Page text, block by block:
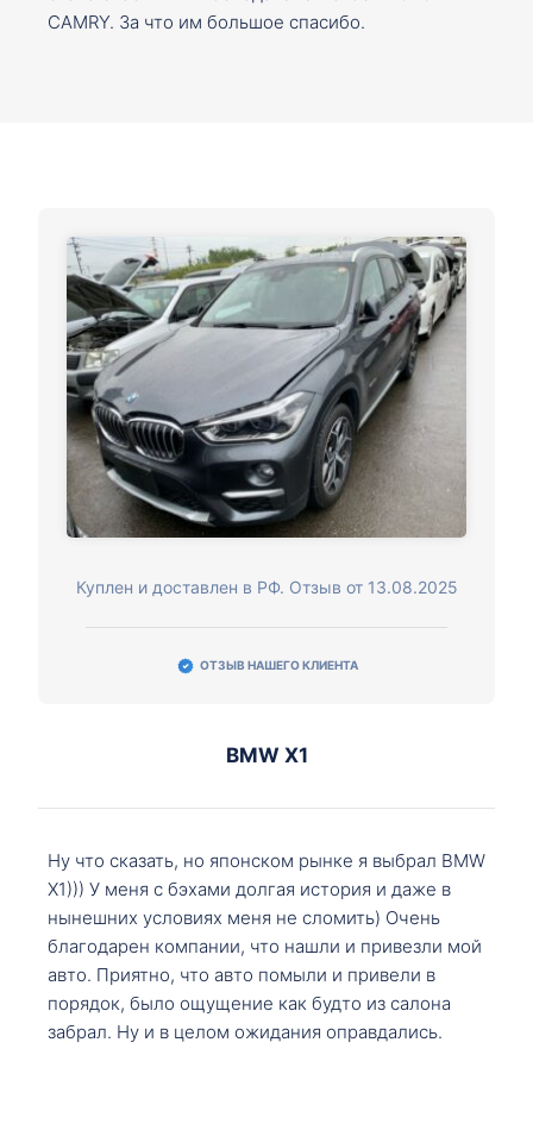
CAMRY. За что им большое спасибо.
Куплен и доставлен в РФ. Отзыв от 13.08.2025
ОТЗЫВ НАШЕГО КЛИЕНТА
BMW X1
Ну что сказать, но японском рынке я выбрал BMW
X1))) У меня с бэхами долгая история и даже в
нынешних условиях меня не сломить) Очень
благодарен компании, что нашли и привезли мой
авто. Приятно, что авто помыли и привели в
порядок, было ощущение как будто из салона
забрал. Ну и в целом ожидания оправдались.